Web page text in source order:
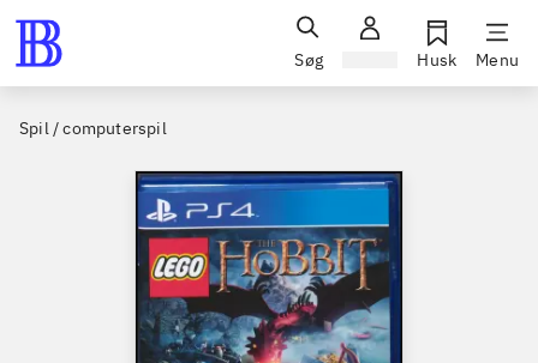
Søg Husk Menu
Spil / computerspil